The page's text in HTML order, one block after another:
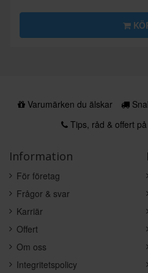
Varumärken du älskar
Tips, råd & offert
Information
För företag
Frågor & svar
Karriär
Offert
Om oss
Integritetspolicy